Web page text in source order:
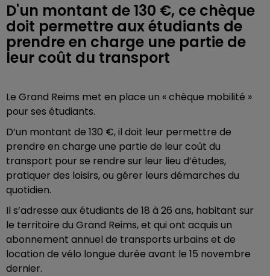
D'un montant de 130 €, ce chèque
doit permettre aux étudiants de
prendre en charge une partie de
leur coût du transport
Le Grand Reims met en place un « chèque mobilité »
pour ses étudiants.
D’un montant de 130 €, il doit leur permettre de
prendre en charge une partie de leur coût du
transport pour se rendre sur leur lieu d’études,
pratiquer des loisirs, ou gérer leurs démarches du
quotidien.
Il s’adresse aux étudiants de 18 à 26 ans, habitant sur
le territoire du Grand Reims, et qui ont acquis un
abonnement annuel de transports urbains et de
location de vélo longue durée avant le 15 novembre
dernier.